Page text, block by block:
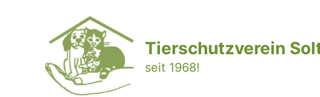
Tierschutzverein
seit 1968!